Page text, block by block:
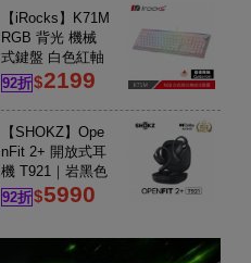
【iRocks】K71M
RGB 背光 機械
式鍵盤 白色紅軸
92折$2199
【SHOKZ】Ope
nFit 2+ 開放式耳
機 T921｜岩黑色
92折$5990